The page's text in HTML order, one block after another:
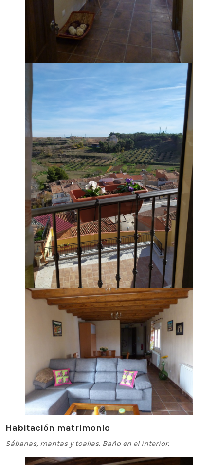
Habitación matrimonio
Sábanas, mantas y toallas. Baño en el interior.